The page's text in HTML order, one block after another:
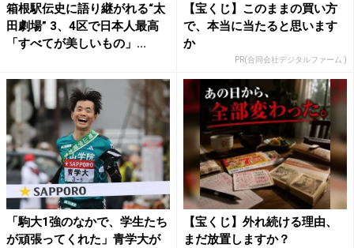
箱根駅伝史に語り継がれる“太
田劇場” 3、4区で日本人最高
「すべてが美しいもの」...
【宝くじ】このままの買い方
で、本当に当たると思います
か
PR(合同会社デジタルファーム )
「駒大1強のなかで、学生たち
が頑張ってくれた」青学大が
【宝くじ】外れ続ける理由、
まだ放置しますか？